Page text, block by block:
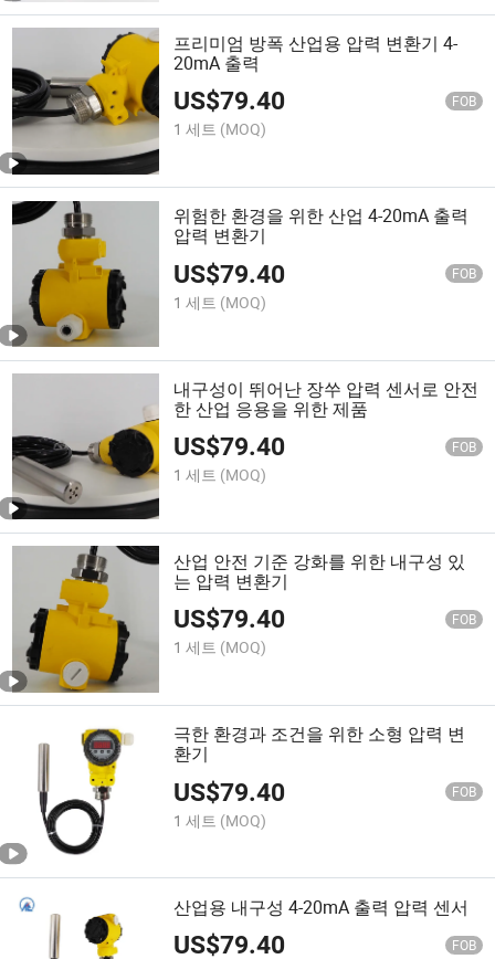
프리미엄 방폭 산업용 압력 변환기 4-
20mA 출력
US$79.40 FOB
1 세트 (MOQ)
위험한 환경을 위한 산업 4-20mA 출력
압력 변환기
US$79.40 FOB
1 세트 (MOQ)
내구성이 뛰어난 장쑤 압력 센서로 안전
한 산업 응용을 위한 제품
US$79.40 FOB
1 세트 (MOQ)
산업 안전 기준 강화를 위한 내구성 있
는 압력 변환기
US$79.40 FOB
1 세트 (MOQ)
극한 환경과 조건을 위한 소형 압력 변
환기
US$79.40 FOB
1 세트 (MOQ)
산업용 내구성 4-20mA 출력 압력 센서
US$79.40 FOB